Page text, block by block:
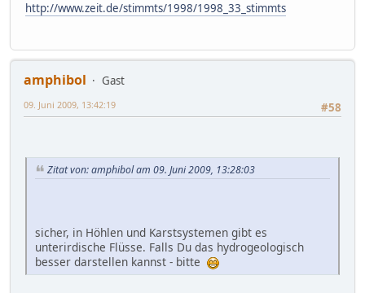
http://www.zeit.de/stimmts/1998/1998_33_stimmts
amphibol
Gast
#58
09. Juni 2009, 13:42:19
Zitat von: amphibol am 09. Juni 2009, 13:28:03
sicher, in Höhlen und Karstsystemen gibt es
unterirdische Flüsse. Falls Du das hydrogeologisch
besser darstellen kannst - bitte